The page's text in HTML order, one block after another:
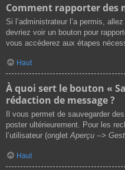
Comment rapporter des
Si l’administrateur l’a permis,
devriez voir un bouton pour
vous accéderez aux étapes
Haut
À quoi sert le bouton «
rédaction de message ?
Il vous permet de sauvegarder
poster ultérieurement. Pour les
l’utilisateur (ongletAperçu -->
Haut